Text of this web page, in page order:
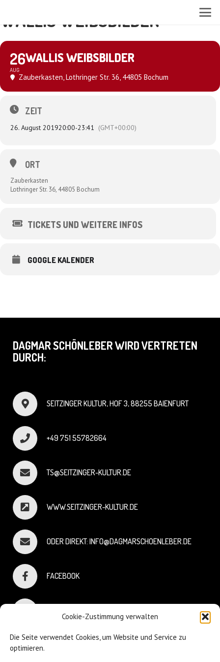
Cookie-Zustimmung verwalten
Die Seite verwendet Cookies, um Website und Service zu
optimieren.
WALLIS WEIBSBILDER
26
AUG
WALLIS WEIBSBILDER
Zauberkasten, Lothringer Str. 36, 44805 Bochum
ZEIT
26. August 201920:00-23:41 (GMT+00:00)
ORT
Zauberkasten
Lothringer Str. 36, 44805 Bochum
TICKETS UND WEITERE INFOS
GOOGLE KALENDER
DAGMAR SCHÖNLEBER WIRD VERTRETEN
DURCH:
SEITZINGER KULTUR, HOF 3, 88255 BAIENFURT
+49 751 55782664
TS@SEITZINGER-KULTUR.DE
WWW.SEITZINGER-KULTUR.DE
ODER DIREKT: INFO@DAGMARSCHOENLEBER.DE
FACEBOOK